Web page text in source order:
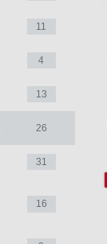
11
4
13
26
31
16